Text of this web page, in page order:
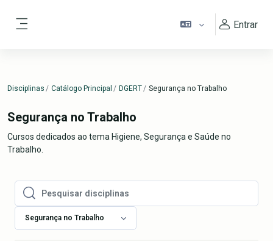
Entrar
Disciplinas Catálogo Principal DGERT Segurança no Trabalho
Segurança no Trabalho
Cursos dedicados ao tema Higiene, Segurança e Saúde no
Trabalho.
Pesquisar disciplinas
Pesquisar disciplinas
Segurança no Trabalho